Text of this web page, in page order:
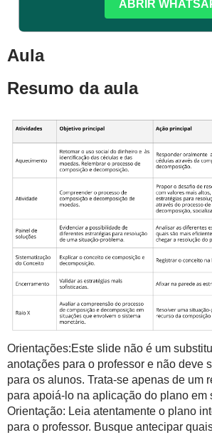
ABRIR
Aula
Resumo da aula
Orientações:Este slide não é um
anotações para o professor e não deve
para os alunos. Trata-se apenas de um
para apoiá-lo na aplicação do plano em
Orientação: Leia atentamente o plano
para o professor. Busque antecipar